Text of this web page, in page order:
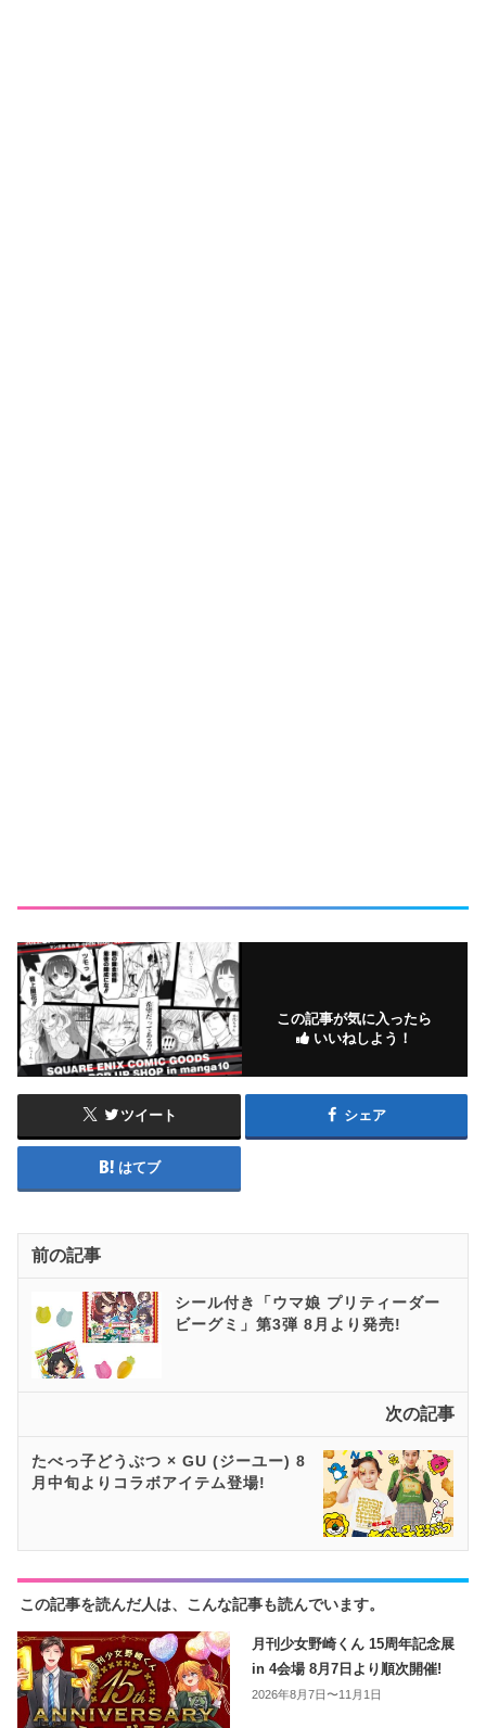
この記事が気に入ったら
いいねしよう！
ツイート シェア
はてブ
前の記事
シール付き「ウマ娘 プリティーダー
ビーグミ」第3弾 8月より発売!
次の記事
たべっ子どうぶつ × GU (ジーユー) 8
月中旬よりコラボアイテム登場!
この記事を読んだ人は、こんな記事も読んでいます。
月刊少女野崎くん 15周年記念展
in 4会場 8月7日より順次開催!
2026年8月7日〜11月1日